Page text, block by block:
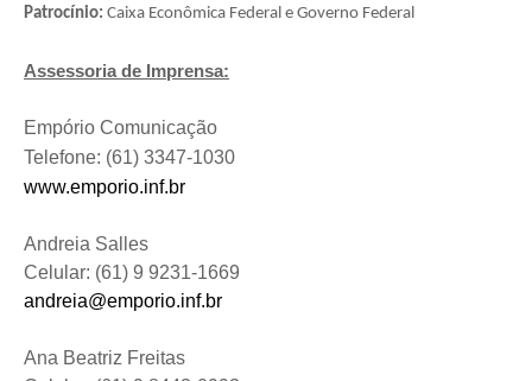
Patrocínio: Caixa Econômica Federal e Governo Federal
Assessoria de Imprensa:
Empório Comunicação
Telefone: (61) 3347-1030
www.emporio.inf.br
Andreia Salles
Celular: (61) 9 9231-1669
andreia@emporio.inf.br
Ana Beatriz Freitas